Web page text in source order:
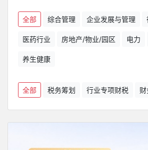
全部 综合管理 企业发展与管理
医药行业 房地产/物业/园区 电力
养生健康
全部 税务筹划 行业专项财税